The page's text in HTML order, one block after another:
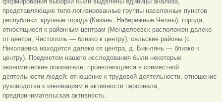
представляющие типо-логизированные группы населенных пунктов
республики: крупные города (Казань, Набережные Челны); города,
относящиеся к районным центрам (Менделеевск расположен далеко
от центра, Чистополь — близко к центру); сельские районы (с.
Николаевка находится далеко от центра, д. Бик-лянь — близко к
центру). Предметом нашего исследования были некоторые
экономические показатели, проявляющиеся в совместной
деятельности людей: отношение к трудовой деятельности, отношение
руководства к инновациям и активности персонала,
предпринимательская активность.